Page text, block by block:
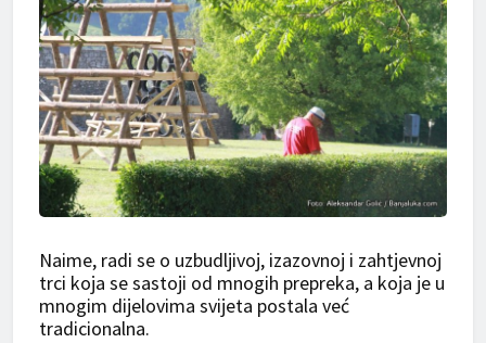
Naime, radi se o uzbudljivoj, izazovnoj i zahtjevnoj
trci koja se sastoji od mnogih prepreka, a koja je u
mnogim dijelovima svijeta postala već
tradicionalna.